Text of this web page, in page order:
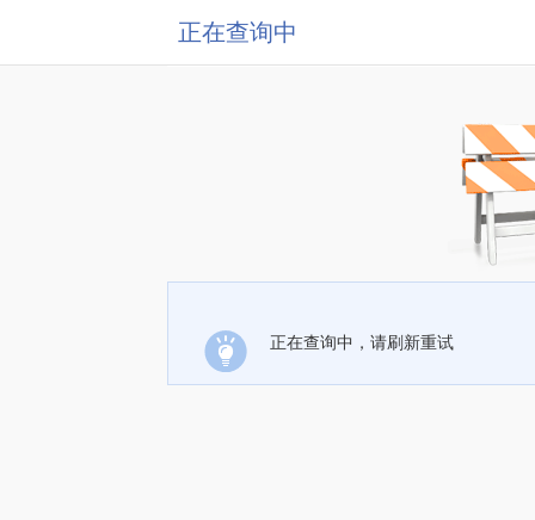
正在查询中
正在查询中，请刷新重试